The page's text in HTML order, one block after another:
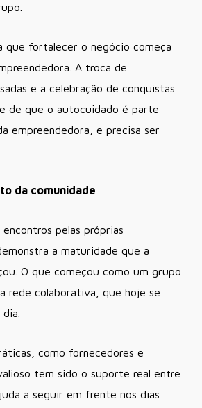
que fortalecer o negócio começa
A troca de
e a celebração de conquistas
de que o autocuidado é parte
empreendedora, e precisa ser
da comunidade
pelas próprias
a maturidade que a
O que começou como um grupo
rede colaborativa, que hoje se
como fornecedores e
tem sido o suporte real entre
a seguir em frente nos dias